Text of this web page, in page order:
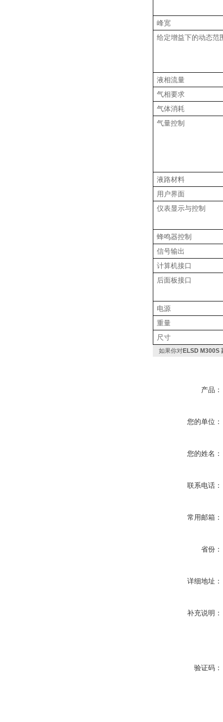
峰宽
给定增益下的动态范
液相流量
气相要求
气体消耗
气量控制
液路材料
用户界面
仪表显示与控制
蜂鸣器控制
信号输出
计算机接口
后面板接口
电源
重量
尺寸
如果你对ELSD M300S
产品：
您的单位：
您的姓名：
联系电话：
常用邮箱：
省份：
详细地址：
补充说明：
验证码：